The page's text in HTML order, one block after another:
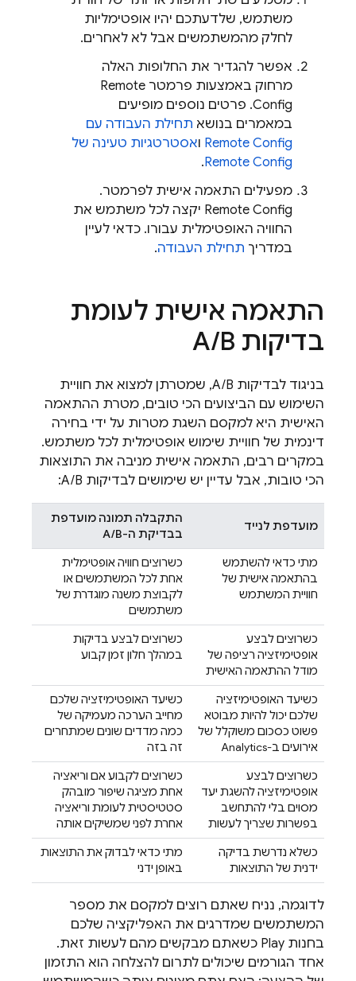
משתמש, שלדעתכם יהיו אופטימליות
לחלק מהמשתמשים אבל לא לאחרים.
אפשר להגדיר את החלופות האלה
מרחוק באמצעות פרמטר Remote
Config. פרטים נוספים מופיעים
במאמרים בנושא תחילת העבודה עם
Remote Config ואסטרטגיות טעינה של
Remote Config
.
מפעילים התאמה אישית לפרמטר.
Remote Config יקצה לכל משתמש את
החוויה האופטימלית עבורו. כדאי לעיין
במדריך תחילת העבודה.
התאמה אישית לעומת
בדיקות A
/B
בניגוד לבדיקות A/B, שמטרתן למצוא את חוויית
השימוש עם הביצועים הכי טובים, מטרת ההתאמה
האישית היא למקסם השגת מטרות על ידי בחירה
דינמית של חוויית שימוש אופטימלית לכל משתמש.
במקרים רבים, התאמה אישית מניבה את התוצאות
הכי טובות, אבל עדיין יש שימושים לבדיקות A/B:
מועדפת לנייד
התקבלה תמונה מועדפת
בבדיקת ה-A/B
מתי כדאי להשתמש
בהתאמה אישית של
חוויית המשתמש
כשרוצים חוויה אופטימלית
אחת לכל המשתמשים או
לקבוצת משנה מוגדרת של
משתמשים
כשרוצים לבצע
אופטימיזציה רציפה של
מודל ההתאמה האישית
כשרוצים לבצע בדיקות
במהלך חלון זמן קבוע
כשיעד האופטימיזציה
שלכם יכול להיות מבוטא
פשוט כסכום משוקלל של
אירועים ב-Analytics
כשיעד האופטימיזציה שלכם
מחייב הערכה מעמיקה של
כמה מדדים שונים שמתחרים
זה בזה
כשרוצים לבצע
אופטימיזציה להשגת יעד
מסוים בלי להתחשב
בפשרות שצריך לעשות
כשרוצים לקבוע אם וריאציה
אחת מציגה שיפור מובהק
סטטיסטית לעומת וריאציה
אחרת לפני שמשיקים אותה
כשלא נדרשת בדיקה
ידנית של התוצאות
מתי כדאי לבדוק את התוצאות
באופן ידני
לדוגמה, נניח שאתם רוצים למקסם את מספר
המשתמשים שמדרגים את האפליקציה שלכם
בחנות Play כשאתם מבקשים מהם לעשות זאת.
אחד הגורמים שיכולים לתרום להצלחה הוא התזמון